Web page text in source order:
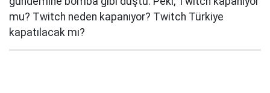
mu? Twitch neden kapanıyor? Twitch Türkiye
kapatılacak mı?